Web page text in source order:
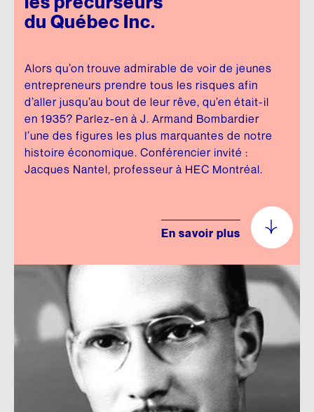
du Québec Inc.
Alors qu’on trouve admirable de voir de jeunes
entrepreneurs prendre tous les risques afin
d’aller jusqu’au bout de leur rêve, qu’en était-il
en 1935? Parlez-en à J. Armand Bombardier
l’une des figures les plus marquantes de notre
histoire économique. Conférencier invité :
Jacques Nantel, professeur à HEC Montréal.
En savoir plus